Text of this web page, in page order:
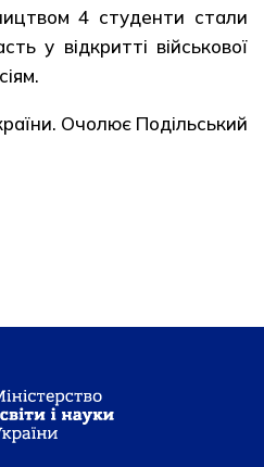
4 студенти стали
у відкритті військової
Очолює Подільський